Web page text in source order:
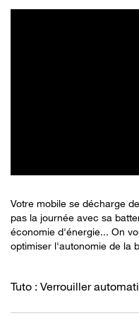
Votre mobile se décharge
pas la journée avec sa
économie d'énergie... On
optimiser l'autonomie de la
Tuto : Verrouiller